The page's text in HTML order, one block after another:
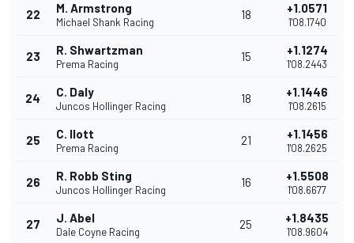
22 M. Armstrong
Michael Shank Racing
18 +1.0571
1'08.1740
23 R. Shwartzman
Prema Racing
15 +1.1274
1'08.2443
24 C. Daly
Juncos Hollinger Racing
18 +1.1446
1'08.2615
25 C. Ilott
Prema Racing
21 +1.1456
1'08.2625
26 R. Robb Sting
Juncos Hollinger Racing
16 +1.5508
1'08.6677
27 J. Abel
Dale Coyne Racing
25 +1.8435
1'08.9604